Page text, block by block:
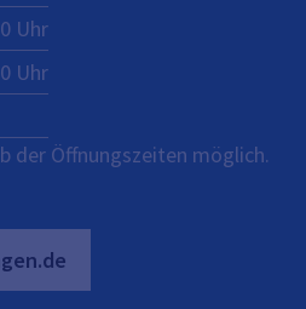
Uhr
Uhr
der Öffnungszeiten möglich.